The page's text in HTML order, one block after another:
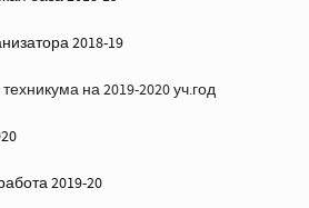
2018-19
на 2019-2020 уч.год
2019-20